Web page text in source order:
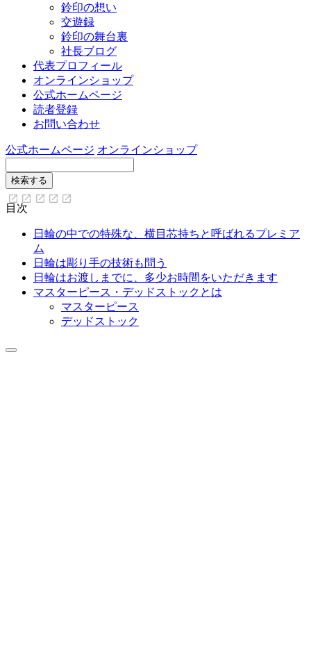
鈴印の想い
交遊録
鈴印の舞台裏
社長ブログ
代表プロフィール
オンラインショップ
公式ホームページ
読者登録
お問い合わせ
公式ホームページ オンラインショップ
目次
日輪の中での特殊な、横目芯持ちと呼ばれるプレミア
ム
日輪は彫り手の技術も問う
日輪はお渡しまでに、多少お時間をいただきます
マスターピース・デッドストックとは
マスターピース
デッドストック